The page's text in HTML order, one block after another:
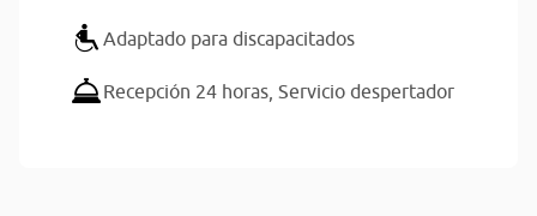
Adaptado para discapacitados
Recepción 24 horas, Servicio despertador